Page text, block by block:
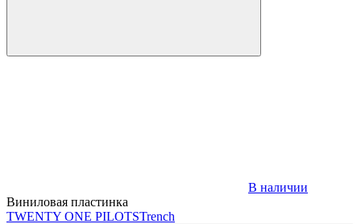
В наличии
Виниловая пластинка
TWENTY ONE PILOTSTrench